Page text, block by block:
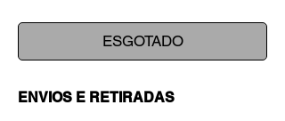
ESGOTADO
ENVIOS E RETIRADAS